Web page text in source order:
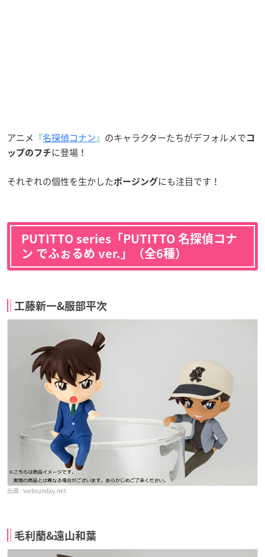
アニメ 『名探偵コナン』 のキャラクターたちがデフォルメで コ
ップのフチ に登場！
それぞれの個性を生かしたポージングにも注目です！
PUTITTO series「PUTITTO 名探偵コナ
ン でふぉるめ ver.」（全6種）
工藤新一&服部平次
websunday.net
毛利蘭&遠山和葉